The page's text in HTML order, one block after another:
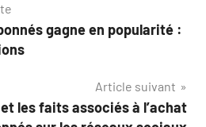
gagne en popularité :
Article suivant
les faits associés à l’achat